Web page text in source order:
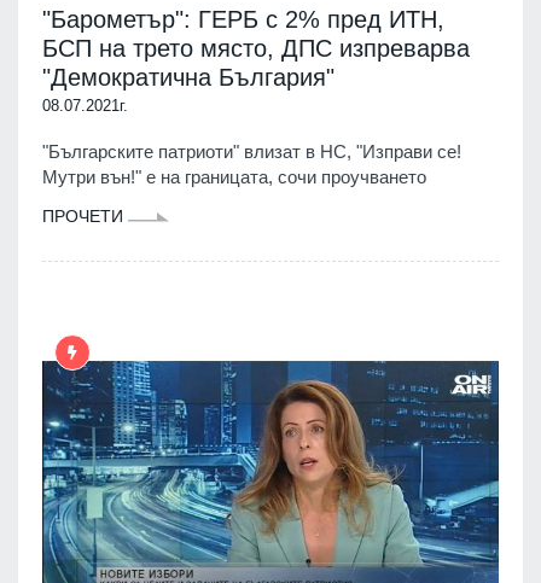
"Барометър": ГЕРБ с 2% пред ИТН,
БСП на трето място, ДПС изпреварва
"Демократична България"
08.07.2021г.
"Българските патриоти" влизат в НС, "Изправи се!
Мутри вън!" е на границата, сочи проучването
ПРОЧЕТИ